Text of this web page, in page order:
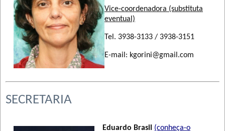
Vice-coordenadora (substituta
eventual)
Tel. 3938-3133 / 3938-3151
E-mail: kgorini@gmail.com
SECRETARIA
Eduardo Brasil (conheça-o